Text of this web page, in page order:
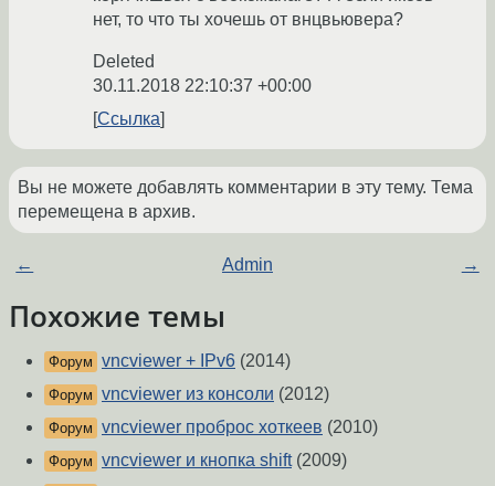
нет, то что ты хочешь от внцвьювера?
Deleted
30.11.2018 22:10:37 +00:00
Ссылка
Вы не можете добавлять комментарии в эту тему. Тема
перемещена в архив.
← Admin →
Похожие темы
Форум vncviewer + IPv6 (2014)
Форум vncviewer из консоли (2012)
Форум vncviewer проброс хоткеев (2010)
Форум vncviewer и кнопка shift(2009)